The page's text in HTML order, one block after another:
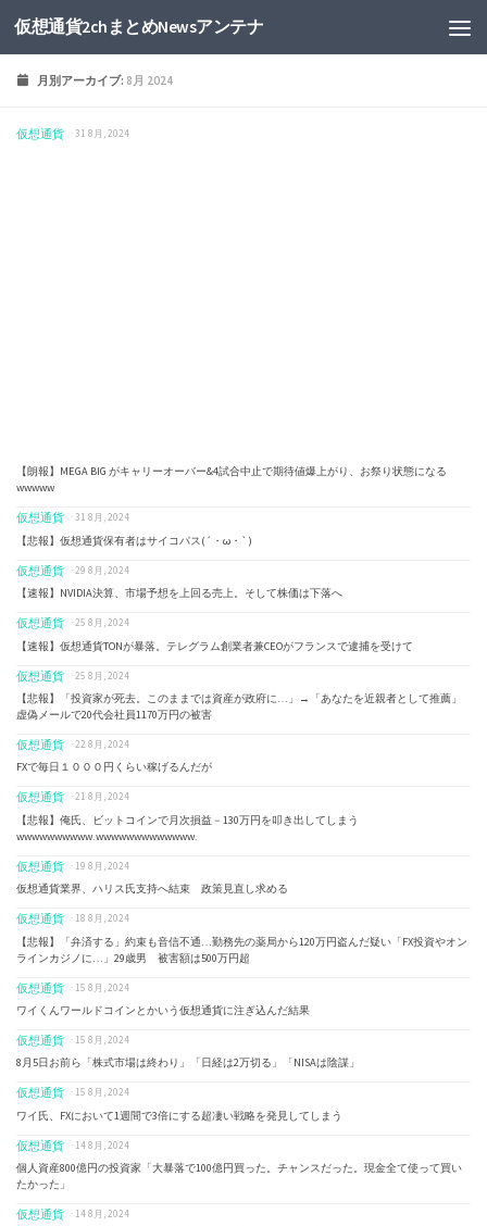
仮想通貨2chまとめNewsアンテナ
月別アーカイブ: 8月 2024
仮想通貨 · 31 8月, 2024
【朗報】MEGA BIG がキャリーオーバー&4試合中止で期待値爆上がり、お祭り状態になる
wwwww
仮想通貨 · 31 8月, 2024
【悲報】仮想通貨保有者はサイコパス(´・ω・`)
仮想通貨 · 29 8月, 2024
【速報】NVIDIA決算、市場予想を上回る売上。そして株価は下落へ
仮想通貨 · 25 8月, 2024
【速報】仮想通貨TONが暴落。テレグラム創業者兼CEOがフランスで逮捕を受けて
仮想通貨 · 25 8月, 2024
【悲報】「投資家が死去。このままでは資産が政府に…」→「あなたを近親者として推薦」
虚偽メールで20代会社員1170万円の被害
仮想通貨 · 22 8月, 2024
FXで毎日１０００円くらい稼げるんだが
仮想通貨 · 21 8月, 2024
【悲報】俺氏、ビットコインで月次損益－130万円を叩き出してしまう
wwwwwwwwww.wwwwwwwwwwwww.
仮想通貨 · 19 8月, 2024
仮想通貨業界、ハリス氏支持へ結束 政策見直し求める
仮想通貨 · 18 8月, 2024
【悲報】「弁済する」約束も音信不通…勤務先の薬局から120万円盗んだ疑い「FX投資やオン
ラインカジノに…」29歳男 被害額は500万円超
仮想通貨 · 15 8月, 2024
ワイくんワールドコインとかいう仮想通貨に注ぎ込んだ結果
仮想通貨 · 15 8月, 2024
8月5日お前ら「株式市場は終わり」「日経は2万切る」「NISAは陰謀」
仮想通貨 · 15 8月, 2024
ワイ氏、FXにおいて1週間で3倍にする超凄い戦略を発見してしまう
仮想通貨 · 14 8月, 2024
個人資産800億円の投資家「大暴落で100億円買った。チャンスだった。現金全て使って買い
たかった」
仮想通貨 · 14 8月, 2024